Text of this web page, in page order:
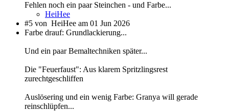
Fehlen noch ein paar Steinchen - und Farbe...
HeiHee
#5 von HeiHee am 01 Jun 2026
Farbe drauf: Grundlackierung...
Und ein paar Bemaltechniken später...
Die "Feuerfaust": Aus klarem Spritzlingsrest
zurechtgeschliffen
Auslösering und ein wenig Farbe: Granya will gerade
reinschlüpfen...